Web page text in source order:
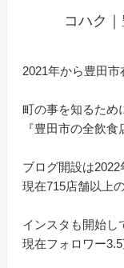
コハク
2021年から豊田市
町の事を知るため
『豊田市の全飲
ブログ開設は2022
現在715店舗以上
インスタも開始し
現在フォロワー